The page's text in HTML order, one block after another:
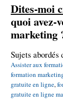
Dites-moi
quoi avez-
marketing
Sujets abordés
Assister aux
formation
gratuite en ligne,
gratuite en ligne